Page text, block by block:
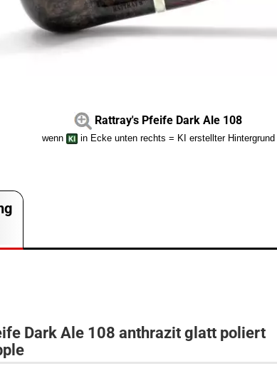
Rattray's Pfeife Dark Ale 108
wenn in Ecke unten rechts = KI erstellter Hintergrund
Dark Ale 108 anthrazit glatt poliert